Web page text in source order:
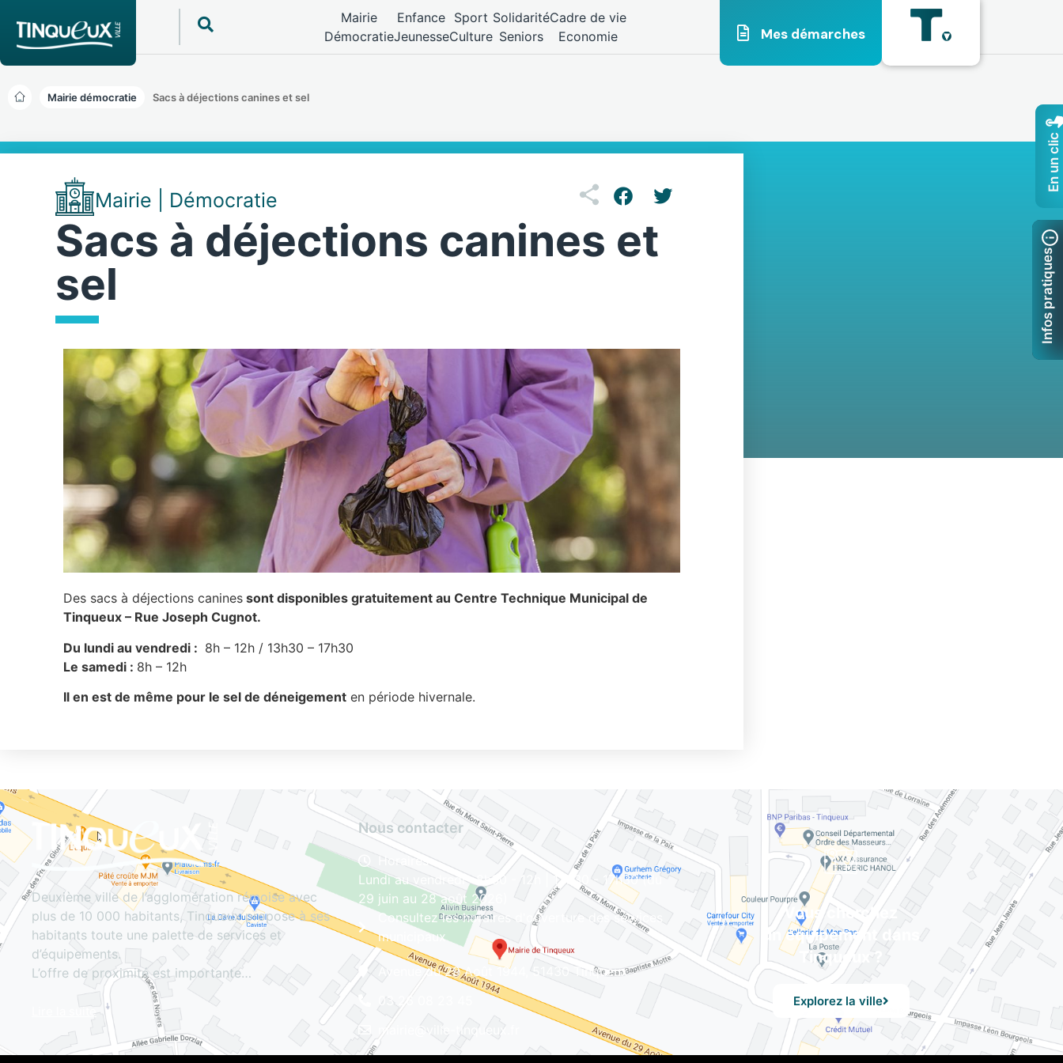
Mairie
Démocratie
Enfance
Jeunesse
Sport
Culture
Solidarité
Seniors
Cadre de vie
Economie
Mes démarches
Mairie démocratie Sacs à déjections canines et sel
Mairie | Démocratie
Sacs à déjections canines et
sel
Des sacs à déjections canines sont disponibles gratuitement au Centre Technique Municipal de
Tinqueux – Rue Joseph Cugnot.
Du lundi au vendredi : 8h – 12h / 13h30 – 17h30
Le samedi : 8h – 12h
Il en est de même pour le sel de déneigement en période hivernale.
Deuxième ville de l’agglomération rémoise avec
plus de 10 000 habitants, Tinqueux propose à ses
habitants toute une palette de services et
d’équipements.
L’offre de proximité est importante…
Lire la suite
Nous contacter
Horaires
Lundi au vendredi : 8h30 - 12h | 13h30 - 17h30 (du
29 juin au 28 août 2026)
Consultez les horaires d'ouverture des services
municipaux
Avenue du 29 Août 1944, 51430 Tinqueux
03 26 08 23 45
mairie@ville-tinqueux.fr
Vous cherchez
un équipement dans
Tinqueux ?
Explorez la ville
En un clic
Infos pratiques